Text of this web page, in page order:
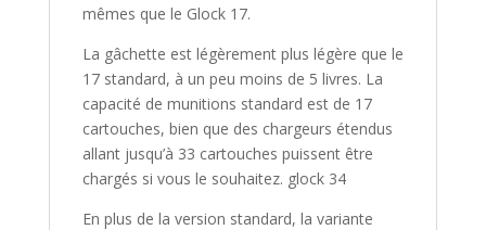
mêmes que le Glock 17.
La gâchette est légèrement plus légère que le
17 standard, à un peu moins de 5 livres. La
capacité de munitions standard est de 17
cartouches, bien que des chargeurs étendus
allant jusqu’à 33 cartouches puissent être
chargés si vous le souhaitez. glock 34
En plus de la version standard, la variante